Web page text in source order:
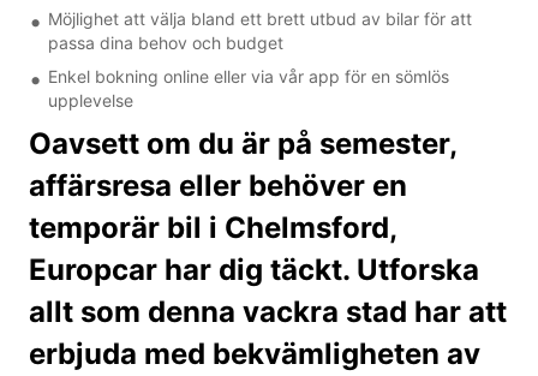
Möjlighet att välja bland ett brett utbud av bilar för att
passa dina behov och budget
Enkel bokning online eller via vår app för en sömlös
upplevelse
Oavsett om du är på semester,
affärsresa eller behöver en
temporär bil i Chelmsford,
Europcar har dig täckt. Utforska
allt som denna vackra stad har att
erbjuda med bekvämligheten av